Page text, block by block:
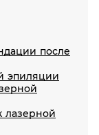
после
эпиляции
лазерной